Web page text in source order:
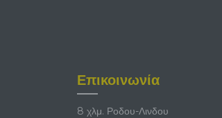
Επικοινωνία
8 χλμ. Ροδου-Λινδου